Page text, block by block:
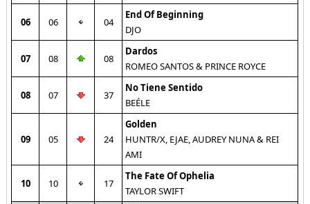
06 06 04
End Of Beginning
DJO
07 08 08
Dardos
ROMEO SANTOS & PRINCE ROYCE
08 07 37
No Tiene Sentido
BEÉLE
09 05 24
Golden
HUNTR/X, EJAE, AUDREY NUNA & REI
AMI
10 10 17
The Fate Of Ophelia
TAYLOR SWIFT